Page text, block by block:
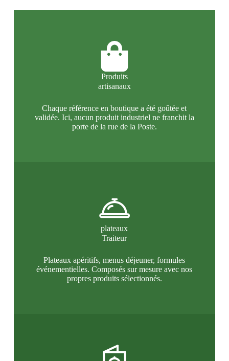
Produits
artisanaux
Chaque référence en boutique a été goûtée et
validée. Ici, aucun produit industriel ne franchit la
porte de la rue de la Poste.
plateaux
Traiteur
Plateaux apéritifs, menus déjeuner, formules
événementielles. Composés sur mesure avec nos
propres produits sélectionnés.